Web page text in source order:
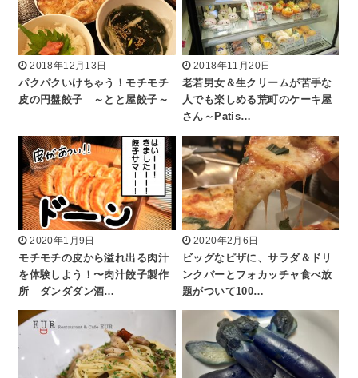
2018年12月13日
パクパクいけちゃう！モチモチ
皮の円盤餃子 ～とと屋餃子～
2018年11月20日
老若男女＆生クリームが苦手な
人でも楽しめる荒町のケーキ屋
さん～Patis…
2020年1月9日
モチモチの皮から溢れ出る肉汁
を体験しよう！〜肉汁餃子製作
所 ダンダダン酒…
2020年2月6日
ビッグなピザに、サラダ＆ドリ
ンクバーとフォカッチャ食べ放
題がついて100…